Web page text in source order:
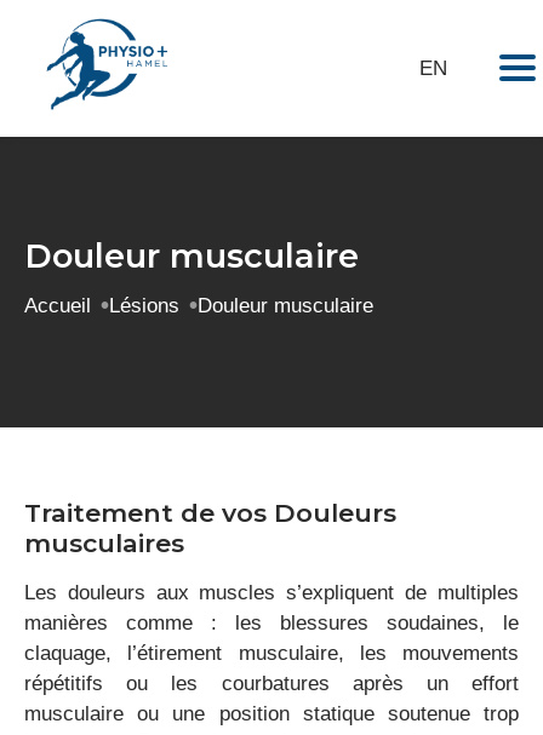
EN
Douleur musculaire
Accueil Lésions Douleur musculaire
Traitement de vos Douleurs
musculaires
Les douleurs aux muscles s’expliquent de multiples
manières comme : les blessures soudaines, le
claquage, l’étirement musculaire, les mouvements
répétitifs ou les courbatures après un effort
musculaire ou une position statique soutenue trop